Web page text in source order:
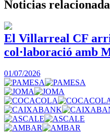
Noticias
El Villarreal CF
col·laboració amb
01/07/2026